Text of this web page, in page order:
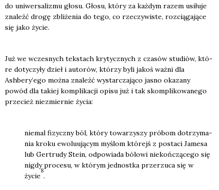
do uni­wer­sa­li­zmu gło­su. Gło­su, któ­ry za każ­dym razem usi­łu­je
zna­leźć dro­gę zbli­że­nia do tego, co rze­czy­wi­ste, roz­cią­ga­ją­ce
się jako życie.
Już we wcze­snych tek­stach kry­tycz­nych z cza­sów stu­diów, któ­
re doty­czy­ły dzieł i auto­rów, któ­rzy byli jakoś waż­ni dla
Ashbery’ego moż­na zna­leźć wystar­cza­ją­co jasno oka­za­ny
powód dla takiej kom­pli­ka­cji opi­su już i tak skom­pli­ko­wa­ne­go
prze­cież nie­zmier­nie życia:
nie­mal fizycz­ny ból, któ­ry towa­rzy­szy pró­bom dotrzy­ma­
nia kro­ku ewo­lu­ują­cym myślom któ­rejś z posta­ci Jame­sa
lub Ger­tru­dy Ste­in, odpo­wia­da bólo­wi nie­koń­czą­ce­go się
nigdy pro­ce­su, w któ­rym jed­nost­ka prze­rzu­ca się w
życie
8
.